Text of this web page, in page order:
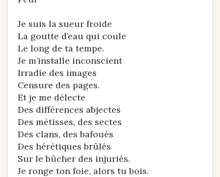
Je suis la sueur froide
La goutte d’eau qui coule
Le long de ta tempe.
Je m’installe inconscient
Irradie des images
Censure des pages.
Et je me délecte
Des différences abjectes
Des métisses, des sectes
Des clans, des bafoués
Des hérétiques brûlés
Sur le bûcher des injuriés.
Je ronge ton foie, alors tu bois.